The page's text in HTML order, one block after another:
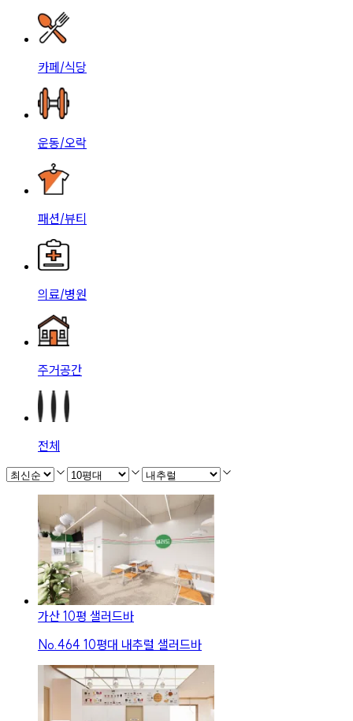
카페/식당
운동/오락
패션/뷰티
의료/병원
주거공간
전체
가산 10평 샐러드바
No. 464 10평대 내추럴 샐러드바